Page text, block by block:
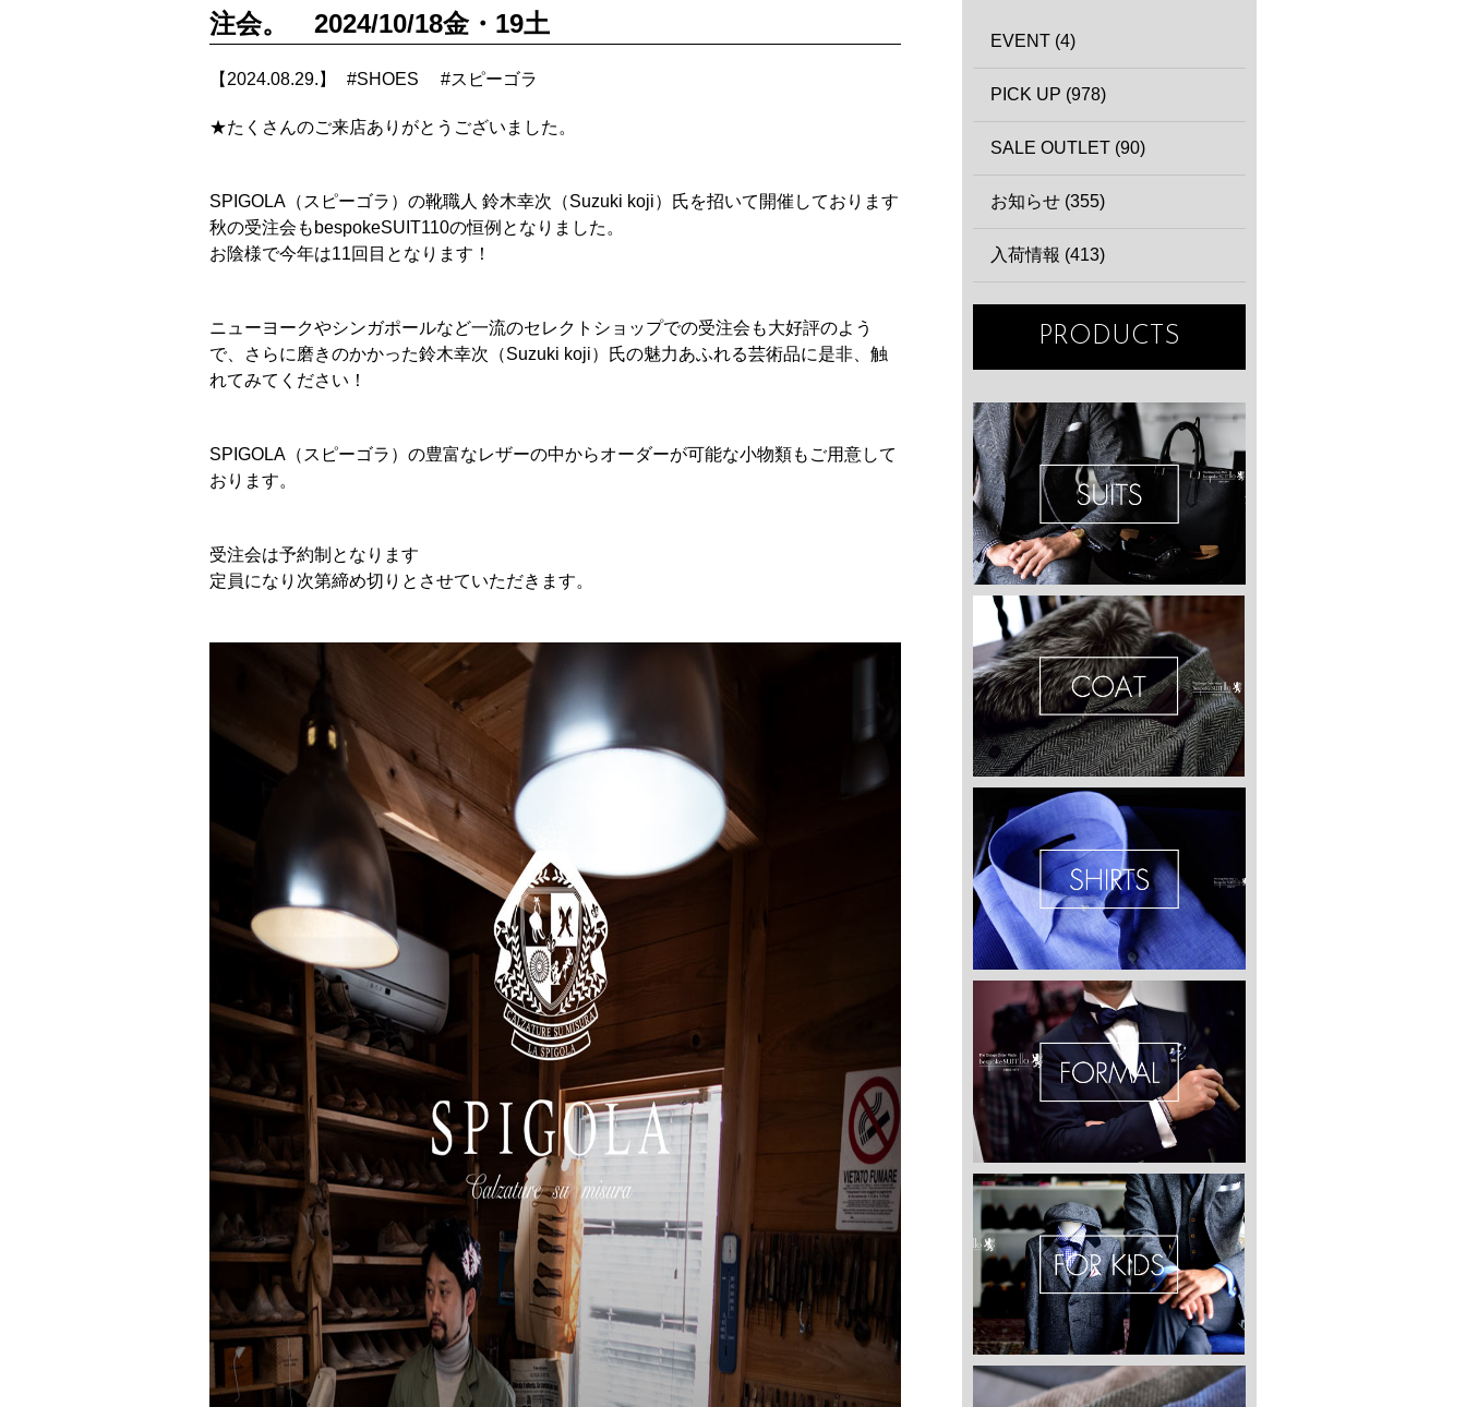
注会。 2024/10/18金・19土
【2024.08.29.】 #SHOES #スピーゴラ
★たくさんのご来店ありがとうございました。
SPIGOLA（スピーゴラ）の靴職人 鈴木幸次（Suzuki koji）氏を招いて開催しております
秋の受注会もbespokeSUIT110の恒例となりました。
お陰様で今年は11回目となります！
ニューヨークやシンガポールなど一流のセレクトショップでの受注会も大好評のよう
で、さらに磨きのかかった鈴木幸次（Suzuki koji）氏の魅力あふれる芸術品に是非、触
れてみてください！
SPIGOLA（スピーゴラ）の豊富なレザーの中からオーダーが可能な小物類もご用意して
おります。
受注会は予約制となります
定員になり次第締め切りとさせていただきます。
EVENT (4)
PICK UP (978)
SALE OUTLET (90)
お知らせ (355)
入荷情報 (413)
PRODUCTS